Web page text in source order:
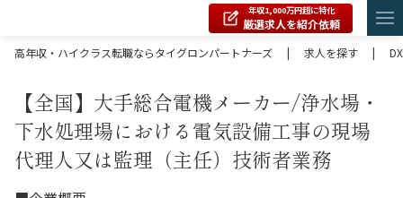
年収1,000万円超に特化
厳選求人を紹介依頼
高年収・ハイクラス転職ならタイグロンパートナーズ
| 求人を探す |
【全国】大手総合電機メーカー/浄水場・
下水処理場における電気設備工事の現場
代理人又は監理（主任）技術者業務